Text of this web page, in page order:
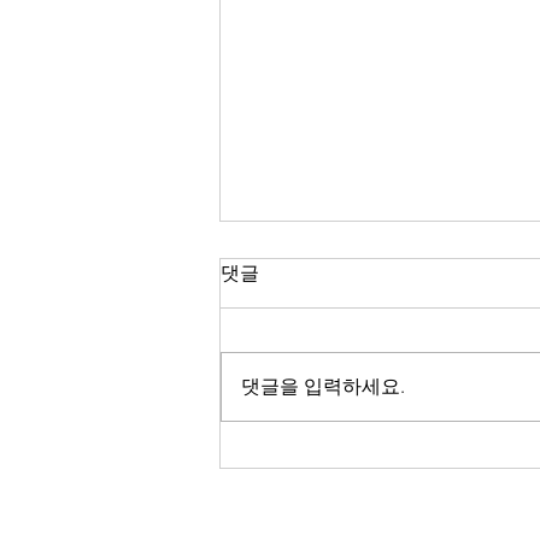
NFT 시장에서의 IP 분쟁의 유
있는 지식재산(IP)의 분쟁 중 저작
권 관련 분쟁에 대하여 살펴보았
댓글
댓글을 입력하세요.